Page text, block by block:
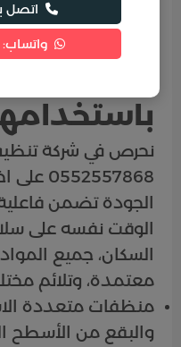
الأثاث وإعادة كل
لضمان مظهر أنيق.
مواد
نحرص في شركة
الجودة تضمن
الوقت نفسه على
السكان، جميع
معتمدة، وتلائم
منظفات متعددة
والبقع من الأسطح
اتصل بنا:
واتساب: